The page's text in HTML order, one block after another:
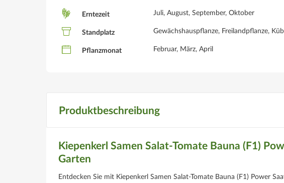
Erntezeit Juli, August, September, Oktober
Standplatz Gewächshauspflanze, Freilandpflanze,
Pflanzmonat Februar, März, April
Produktbeschreibung
Kiepenkerl Samen Salat-Tomate Bauna (F1)
Garten
Entdecken Sie mit Kiepenkerl Samen Salat-Tomate Bauna (F1) Power